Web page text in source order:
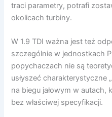
traci parametry, potrafi
okolicach turbiny.
W 1.9 TDI ważna jest też
szczególnie w jednostkach
popychaczach nie są
usłyszeć charakterystyczne
na biegu jałowym w autach,
bez właściwej specyfikacji.